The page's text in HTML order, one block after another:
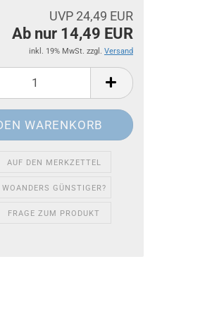
UVP 24,49 EUR
Ab nur 14,49 EUR
inkl. 19% MwSt. zzgl. Versand
AUF DEN MERKZETTEL
WOANDERS GÜNSTIGER?
FRAGE ZUM PRODUKT